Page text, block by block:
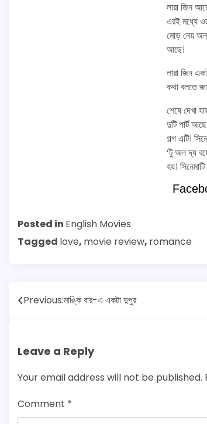
লারা জিন
এরই মধ্যে
মোড় নেয়
আছে।
লারা জিন
কথা বলতে
শেষে দেখা
দুটি পার্ট
গল্প এটি।
‘টু অল দ্য
হয়।
Posted in English Movies
Tagged love, movie review, romance
Post
Previous:মাঙ্কি বার-এ একটা দুপুর
Leave a Reply
Your email address will not be published.
Comment *